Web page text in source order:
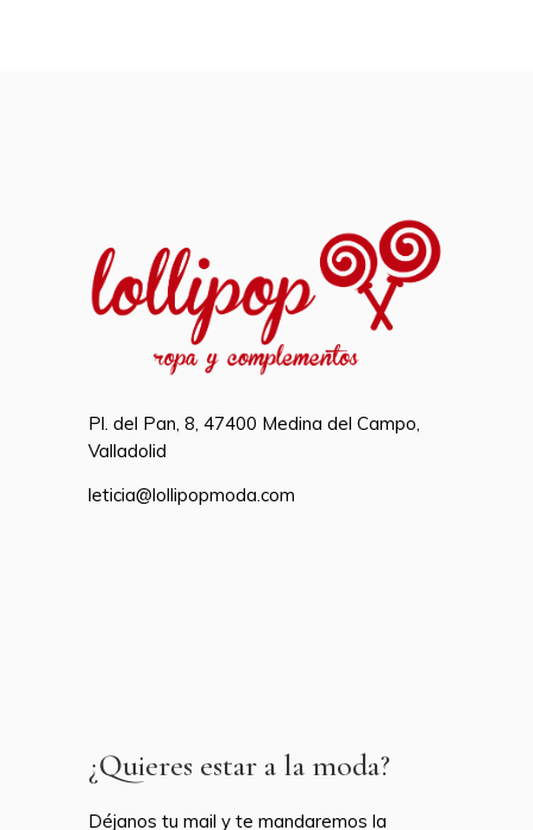
Pl. del Pan, 8, 47400 Medina del Campo,
Valladolid
leticia@lollipopmoda.com
¿Quieres estar a la moda?
Déjanos tu mail y te mandaremos la